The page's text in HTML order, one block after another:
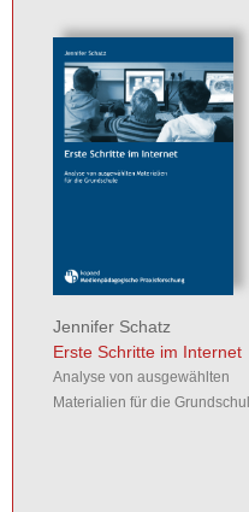
Jennifer Schatz
Erste Schritte im Internet
Analyse von ausgewählten
Materialien für die